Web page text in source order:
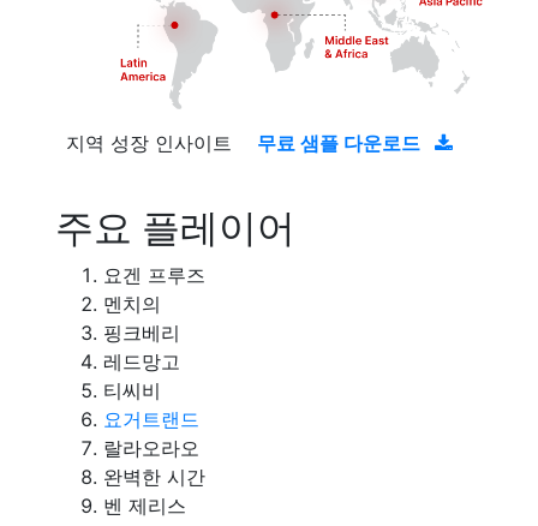
지역 성장 인사이트 무료 샘플 다운로드
주요 플레이어
요겐 프루즈
멘치의
핑크베리
레드망고
티씨비
요거트랜드
랄라오라오
완벽한 시간
벤 제리스